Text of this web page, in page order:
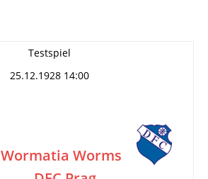
Testspiel
25.12.1928 14:00
Wormatia Worms